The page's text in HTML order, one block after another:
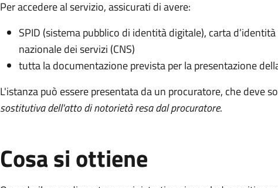
Per accedere al servizio, assicurati di avere:
SPID (sistema pubblico di identità digitale), carta
nazionale dei servizi (CNS)
tutta la documentazione prevista per la presentazione
L'istanza può essere presentata da un procuratore, che deve
sostitutiva dell'atto di notorietà resa dal procuratore.
Cosa si ottiene